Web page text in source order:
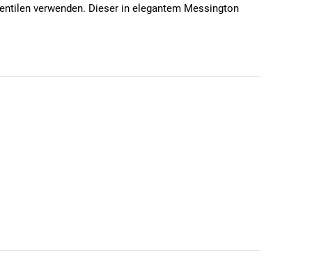
verwenden. Dieser in elegantem Messington